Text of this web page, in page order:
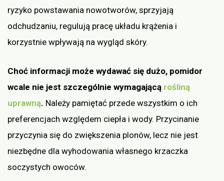
ryzyko powstawania nowotworów, sprzyjają
odchudzaniu, regulują pracę układu krążenia i
korzystnie wpływają na wygląd skóry.
Choć informacji może wydawać się dużo, pomidor
wcale nie jest szczególnie wymagającą rośliną
uprawną. Należy pamiętać przede wszystkim o ich
preferencjach względem ciepła i wody. Przycinanie
przyczynia się do zwiększenia plonów, lecz nie jest
niezbędne dla wyhodowania własnego krzaczka
soczystych owoców.